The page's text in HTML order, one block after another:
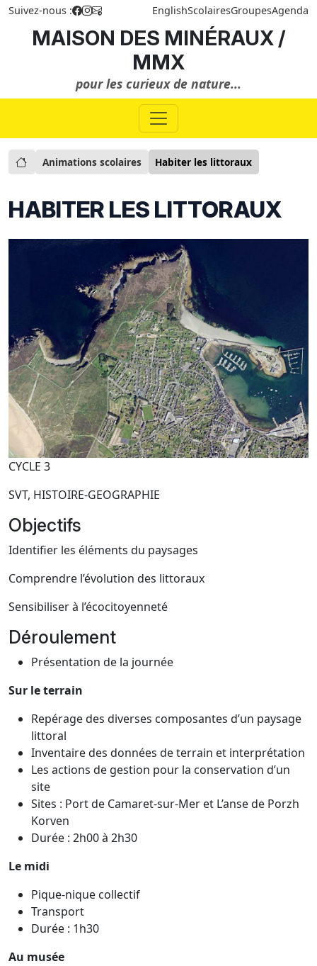
Suivez-nous : EnglishScolairesGroupesAgenda
MAISON DES MINÉRAUX /
MMX
pour les curieux de nature...
Animations scolaires Habiter les littoraux
HABITER LES LITTORAUX
CYCLE 3
SVT, HISTOIRE-GEOGRAPHIE
Objectifs
Identifier les éléments du paysages
Comprendre l’évolution des littoraux
Sensibiliser à l’écocitoyenneté
Déroulement
Présentation de la journée
Sur le terrain
Repérage des diverses composantes d’un paysage
littoral
Inventaire des données de terrain et interprétation
Les actions de gestion pour la conservation d’un
site
Sites : Port de Camaret-sur-Mer et L’anse de Porzh
Korven
Durée : 2h00 à 2h30
Le midi
Pique-nique collectif
Transport
Durée : 1h30
Au musée